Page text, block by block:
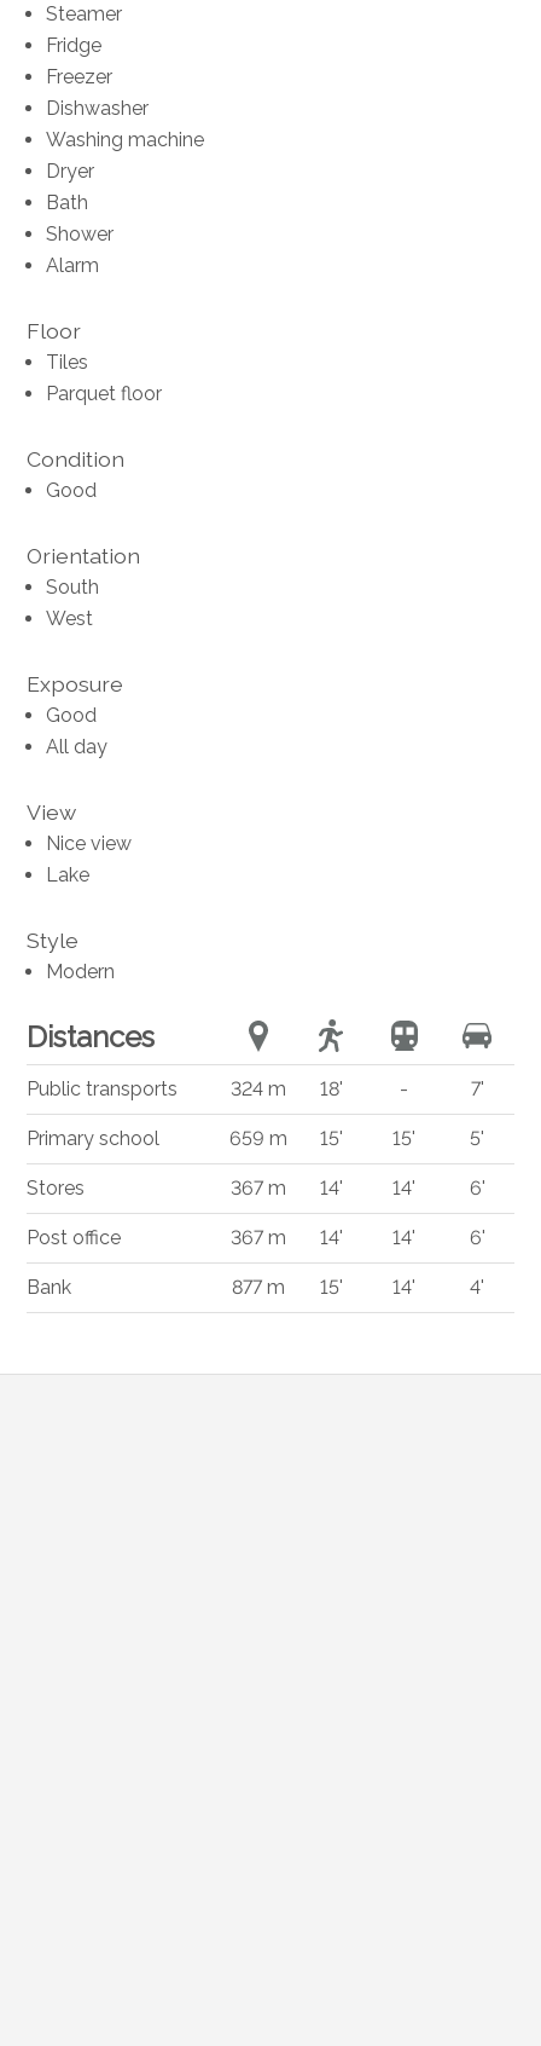
Steamer
Fridge
Freezer
Dishwasher
Washing machine
Dryer
Bath
Shower
Alarm
Floor
Tiles
Parquet floor
Condition
Good
Orientation
South
West
Exposure
Good
All day
View
Nice view
Lake
Style
Modern
Distances
Public transports 324 m 18' - 7'
Primary school 659 m 15' 15' 5'
Stores 367 m 14' 14' 6'
Post office 367 m 14' 14' 6'
Bank 877 m 15' 14' 4'